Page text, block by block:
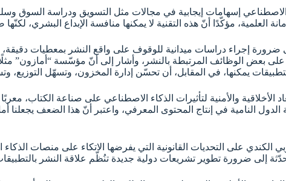
إسهامات إيجابية في مجالات مثل التسويق ودراسة السوق
العلمية، مؤكّدًا أنّ هذه التقنية لا يمكنها منافسة الإبداع البشري،
ضرورة إجراء دراسات ميدانية للوقوف على واقع النشر بمعطيات
يمكنها، في المقابل، أن تحسّن إدارة المخزون، وتسهّل التوزيع،
الأخلاقية والأمنية لتأثيرات الذكاء الاصطناعي على صناعة
النامية في إنتاج المحتوى المعرفي، واعتبر أنّ هذا الضعف يجعلنا
على التحديات القانونية التي يفرضها الاتكاء على منصات
إلى ضرورة تطوير تشريعات دولية جديدة تنُظّم علاقة النشر